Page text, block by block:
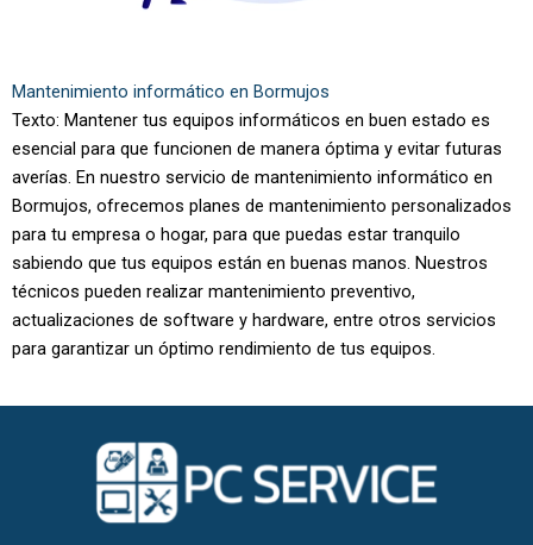
Mantenimiento informático en Bormujos
Texto: Mantener tus equipos informáticos en buen estado es
esencial para que funcionen de manera óptima y evitar futuras
averías. En nuestro servicio de mantenimiento informático en
Bormujos, ofrecemos planes de mantenimiento personalizados
para tu empresa o hogar, para que puedas estar tranquilo
sabiendo que tus equipos están en buenas manos. Nuestros
técnicos pueden realizar mantenimiento preventivo,
actualizaciones de software y hardware, entre otros servicios
para garantizar un óptimo rendimiento de tus equipos.